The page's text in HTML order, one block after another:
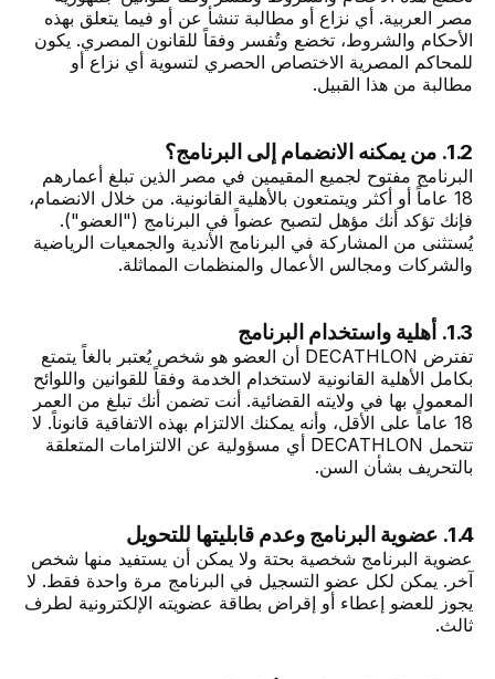
مصر العربية. أي نزاع أو مطالبة تنشأ عن أو فيما يتعلق بهذه
الأحكام والشروط، تخضع وتُفسر وفقاً للقانون المصري. يكون
للمحاكم المصرية الاختصاص الحصري لتسوية أي نزاع أو
مطالبة من هذا القبيل.
1.2. من يمكنه الانضمام إلى البرنامج؟
البرنامج مفتوح لجميع المقيمين في مصر الذين تبلغ أعمارهم
18 عاماً أو أكثر ويتمتعون بالأهلية القانونية. من خلال الانضمام،
فإنك تؤكد أنك مؤهل لتصبح عضواً في البرنامج ("العضو").
يُستثنى من المشاركة في البرنامج الأندية والجمعيات الرياضية
والشركات ومجالس الأعمال والمنظمات المماثلة.
1.3. أهلية واستخدام البرنامج
تفترض DECATHLON أن العضو هو شخص يُعتبر بالغاً يتمتع
بكامل الأهلية القانونية لاستخدام الخدمة وفقاً للقوانين واللوائح
المعمول بها في ولايته القضائية. أنت تضمن أنك تبلغ من العمر
18 عاماً على الأقل، وأنه يمكنك الالتزام بهذه الاتفاقية قانوناً. لا
تتحمل DECATHLON أي مسؤولية عن الالتزامات المتعلقة
بالتحريف بشأن السن.
1.4. عضوية البرنامج وعدم قابليتها للتحويل
عضوية البرنامج شخصية بحتة ولا يمكن أن يستفيد منها شخص
آخر. يمكن لكل عضو التسجيل في البرنامج مرة واحدة فقط. لا
يجوز للعضو إعطاء أو إقراض بطاقة عضويته الإلكترونية لطرف
ثالث.